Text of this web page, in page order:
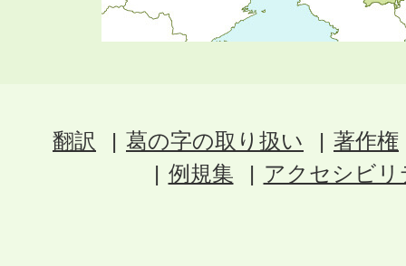
翻訳 葛の字の取り扱い
著作権
例規集
アクセシビ